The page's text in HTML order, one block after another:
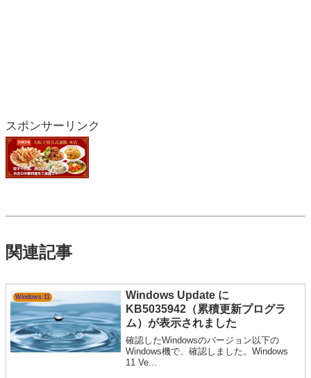
スポンサーリンク
関連記事
Windows 11
Windows Update に
KB5035942（累積更新プログラ
ム）が表示されました
確認したWindowsのバージョン以下の
Windows機で、確認しました。Windows
11 Ve...